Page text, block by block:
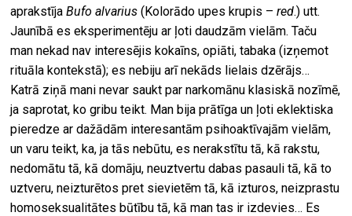
aprakstījaBufo alvarius (Kolorādo upes krupis –red.) utt.
Jaunībā es eksperimentēju ar ļoti daudzām vielām. Taču
man nekad nav interesējis kokaīns, opiāti, tabaka (izņemot
rituāla kontekstā); es nebiju arī nekāds lielais dzērājs…
Katrā ziņā mani nevar saukt par narkomānu klasiskā nozīmē,
ja saprotat, ko gribu teikt. Man bija prātīga un ļoti eklektiska
pieredze ar dažādām interesantām psihoaktīvajām vielām,
un varu teikt, ka, ja tās nebūtu, es nerakstītu tā, kā rakstu,
nedomātu tā, kā domāju, neuztvertu dabas pasauli tā, kā to
uztveru, neizturētos pret sievietēm tā, kā izturos, neizprastu
homoseksualitātes būtību tā, kā man tas ir izdevies… Es